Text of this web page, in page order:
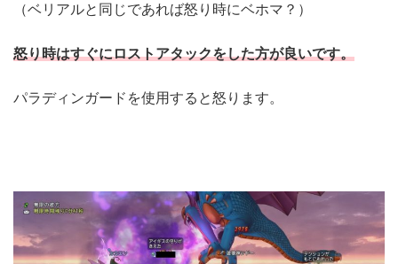
（ベリアルと同じであれば怒り時にベホマ？）
怒り時はすぐにロストアタックをした方が良いです。
パラディンガードを使用すると怒ります。